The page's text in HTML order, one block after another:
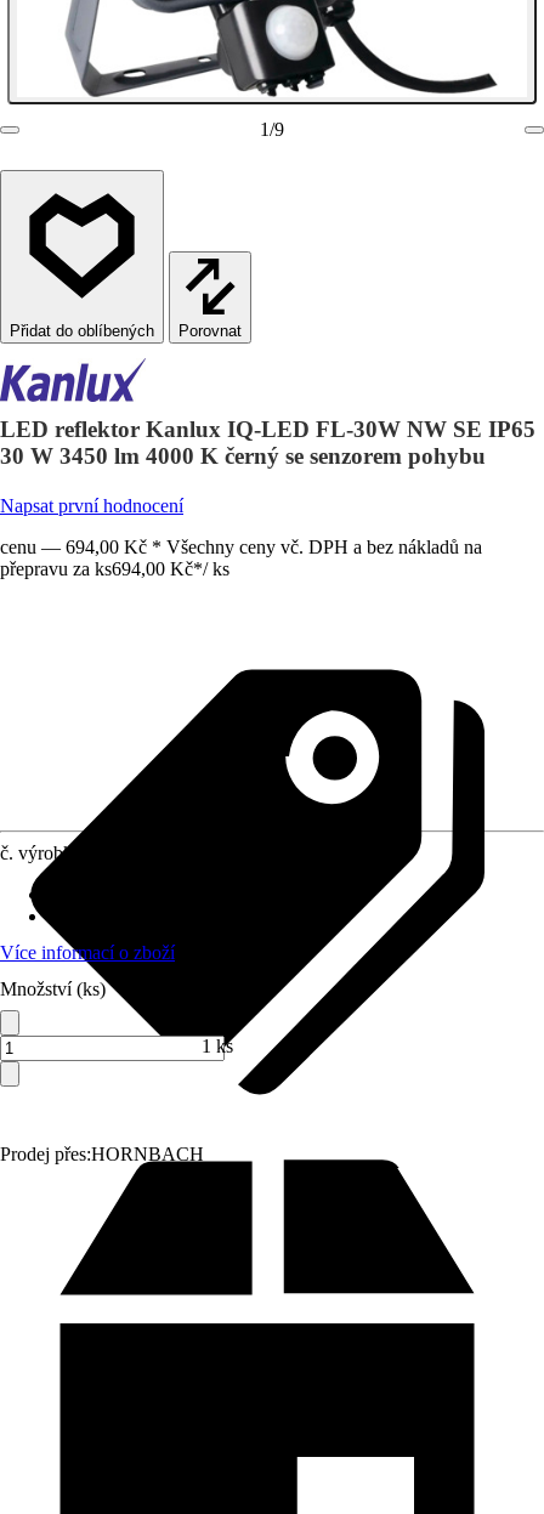
1/9
Porovnat
LED reflektor Kanlux IQ-LED FL-30W NW SE IP65
30 W 3450 lm 4000 K černý se senzorem pohybu
Napsat první hodnocení
cenu — 694,00 Kč * Všechny ceny vč. DPH a bez nákladů na
přepravu za ks694,00 Kč*/ ks
Prodej přes:HORNBACH
č. výrobku
Více informací o zboží
Množství (ks)
1 ks